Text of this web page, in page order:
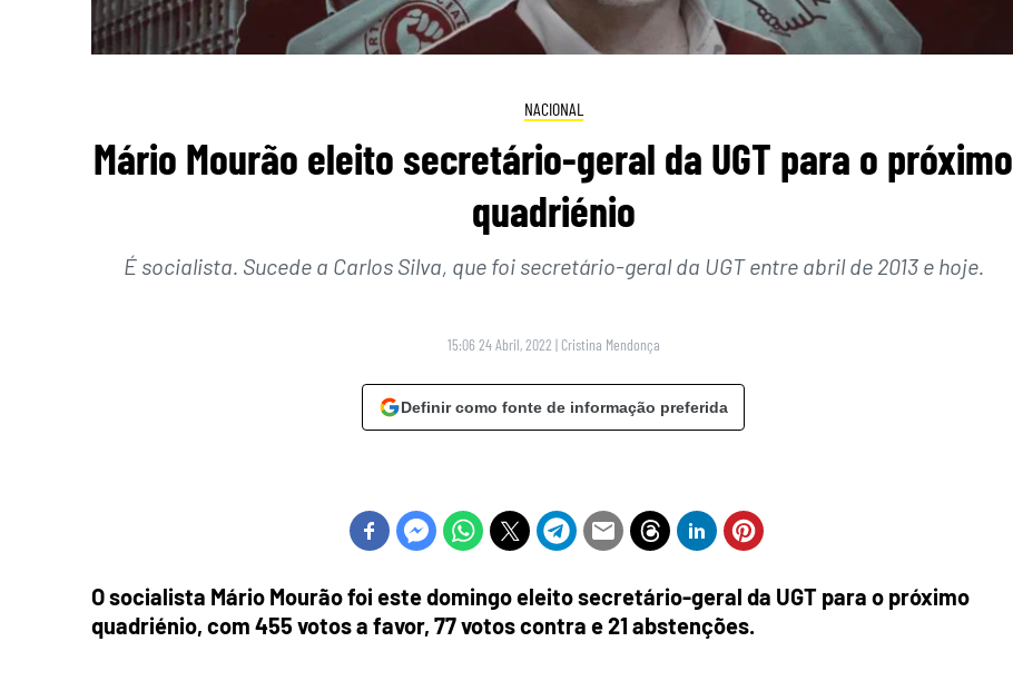
NACIONAL
Mário Mourão eleito secretário-geral da UGT para o próximo
quadriénio
É socialista. Sucede a Carlos Silva, que foi secretário-geral da UGT entre abril de 2013 e hoje.
15:06 24 Abril, 2022 | Cristina Mendonça
Definir como fonte de informação preferida
O socialista Mário Mourão foi este domingo eleito secretário-geral da UGT para o próximo
quadriénio, com 455 votos a favor, 77 votos contra e 21 abstenções.